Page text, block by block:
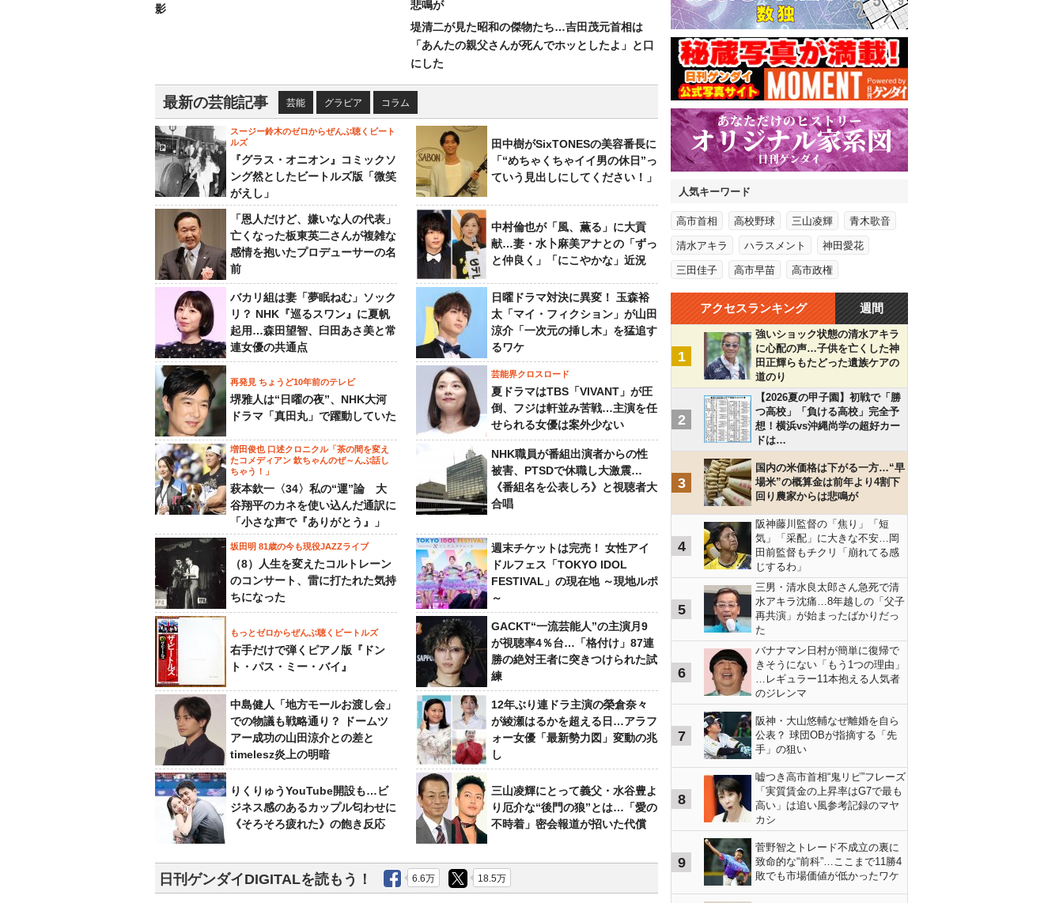
影
悲鳴が
堤清二が見た昭和の傑物たち…吉田茂元首相は
「あんたの親父さんが死んでホッとしたよ」と口
にした
最新の芸能記事 芸能 グラビア コラム
スージー鈴木のゼロからぜんぶ聴くビート
ルズ
『グラス・オニオン』コミックソ
ング然としたビートルズ版「微笑
がえし」
田中樹がSixTONESの美容番長に
「“めちゃくちゃイイ男の休日”っ
ていう見出しにしてください！」
「恩人だけど、嫌いな人の代表」
亡くなった板東英二さんが複雑な
感情を抱いたプロデューサーの名
前
中村倫也が「風、薫る」に大貢
献…妻・水卜麻美アナとの「ずっ
と仲良く」「にこやかな」近況
バカリ組は妻「夢眠ねむ」ソック
リ？ NHK『巡るスワン』に夏帆
起用…森田望智、臼田あさ美と常
連女優の共通点
日曜ドラマ対決に異変！ 玉森裕
太「マイ・フィクション」が山田
涼介「一次元の挿し木」を猛追す
るワケ
再発見 ちょうど10年前のテレビ
堺雅人は“日曜の夜”、NHK大河
ドラマ「真田丸」で躍動していた
芸能界クロスロード
夏ドラマはTBS「VIVANT」が圧
倒、フジは軒並み苦戦…主演を任
せられる女優は案外少ない
増田俊也 口述クロニクル「茶の間を変え
たコメディアン 欽ちゃんのぜ～んぶ話し
ちゃう！」
萩本欽一〈34〉私の“運”論 大
谷翔平のカネを使い込んだ通訳に
「小さな声で『ありがとう』」
NHK職員が番組出演者からの性
被害、PTSDで休職し大激震…
《番組名を公表しろ》と視聴者大
合唱
坂田明 81歳の今も現役JAZZライブ
（8）人生を変えたコルトレーン
のコンサート、雷に打たれた気持
ちになった
週末チケットは完売！ 女性アイ
ドルフェス「TOKYO IDOL
FESTIVAL」の現在地 ～現地ルポ
～
もっとゼロからぜんぶ聴くビートルズ
右手だけで弾くピアノ版『ドン
ト・パス・ミー・バイ』
GACKT“一流芸能人”の主演月9
が視聴率4％台…「格付け」87連
勝の絶対王者に突きつけられた試
練
中島健人「地方モールお渡し会」
での物議も戦略通り？ ドームツ
アー成功の山田涼介との差と
timelesz炎上の明暗
12年ぶり連ドラ主演の榮倉奈々
が綾瀬はるかを超える日…アラフ
ォー女優「最新勢力図」変動の兆
し
りくりゅうYouTube開設も…ビ
ジネス感のあるカップル匂わせに
《そろそろ疲れた》の飽き反応
三山凌輝にとって義父・水谷豊よ
り厄介な“後門の狼”とは…「愛の
不時着」密会報道が招いた代償
日刊ゲンダイDIGITALを読もう！ 6.6万 18.5万
人気キーワード
高市首相 高校野球 三山凌輝 青木歌音
清水アキラ ハラスメント 神田愛花
三田佳子 高市早苗 高市政権
アクセスランキング 週間
1
強いショック状態の清水アキラ
に心配の声…子供を亡くした神
田正輝らもたどった遺族ケアの
道のり
2
【2026夏の甲子園】初戦で「勝
つ高校」「負ける高校」完全予
想！横浜vs沖縄尚学の超好カー
ドは…
3
国内の米価格は下がる一方…“早
場米”の概算金は前年より4割下
回り農家からは悲鳴が
4
阪神藤川監督の「焦り」「短
気」「采配」に大きな不安…岡
田前監督もチクリ「崩れてる感
じするわ」
5
三男・清水良太郎さん急死で清
水アキラ沈痛…8年越しの「父子
再共演」が始まったばかりだっ
た
6
バナナマン日村が簡単に復帰で
きそうにない「もう1つの理由」
…レギュラー11本抱える人気者
のジレンマ
7
阪神・大山悠輔なぜ離婚を自ら
公表？ 球団OBが指摘する「先
手」の狙い
8
嘘つき高市首相“鬼リピ”フレーズ
「実質賃金の上昇率はG7で最も
高い」は追い風参考記録のマヤ
カシ
9
菅野智之トレード不成立の裏に
致命的な“前科”…ここまで11勝4
敗でも市場価値が低かったワケ